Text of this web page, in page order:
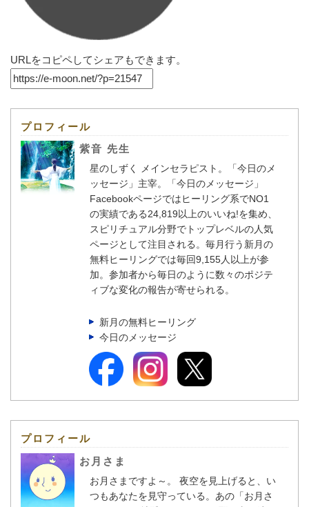
URLをコピペしてシェアもできます。
プロフィール
紫音 先生
星のしずく メインセラピスト。「今日のメ
ッセージ」主宰。「今日のメッセージ」
Facebookページではヒーリング系でNO1
の実績である24,819以上のいいね!を集め、
スピリチュアル分野でトップレベルの人気
ページとして注目される。毎月行う新月の
無料ヒーリングでは毎回9,155人以上が参
加。参加者から毎日のように数々のポジテ
ィブな変化の報告が寄せられる。
新月の無料ヒーリング
今日のメッセージ
プロフィール
お月さま
お月さまですよ～。 夜空を見上げると、い
つもあなたを見守っている。あの「お月さ